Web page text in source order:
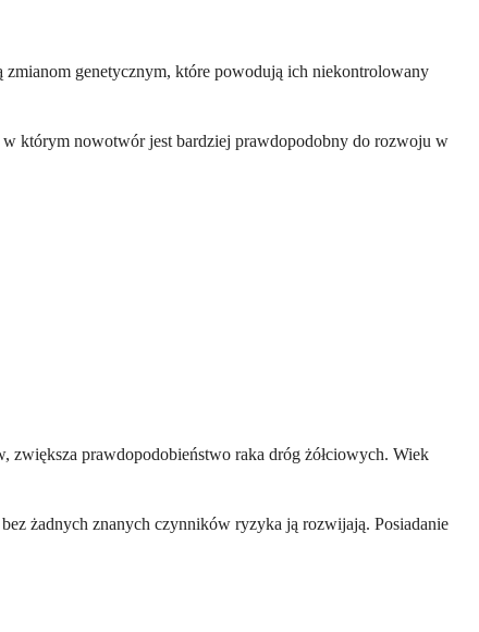
zmianom genetycznym, które powodują ich niekontrolowany
którym nowotwór jest bardziej prawdopodobny do rozwoju w
zwiększa prawdopodobieństwo raka dróg żółciowych. Wiek
żadnych znanych czynników ryzyka ją rozwijają. Posiadanie